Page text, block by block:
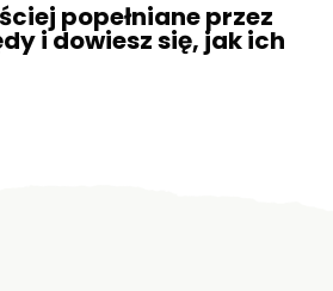
popełniane przez
i dowiesz się, jak ich